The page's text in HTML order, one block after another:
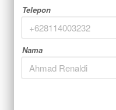
Telepon
Nama